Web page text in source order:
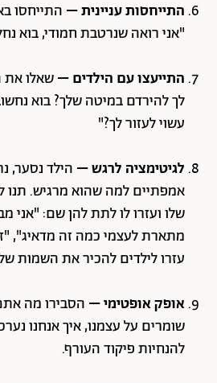
התייחסות עניינית – התייחסו
"אני רואה שנרטבת חמודי, בוא
התייעצו עם הילדים –שאלו את
לך להירדם במיטה שלך? בוא
עשוי לעזור לך?"
לגיטימציה לרגש – הילד נסער,
אמפתיים למה שהוא מרגיש. תנו
שלו ועזרו לו לתת להן שם: "אני
מתארת לעצמי כמה זה מדאיג",
עזרו לילדים להכיר את השמות
אופק אופטימי – הסבירו מה
שומרים על עצמנו, איך אנחנו
להנחיות פיקוד העורף.